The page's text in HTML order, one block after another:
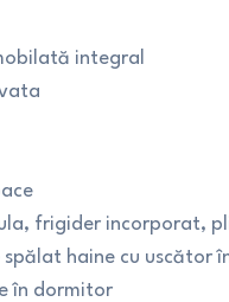
integral
frigider incorporat,
spălat haine cu uscător
în dormitor